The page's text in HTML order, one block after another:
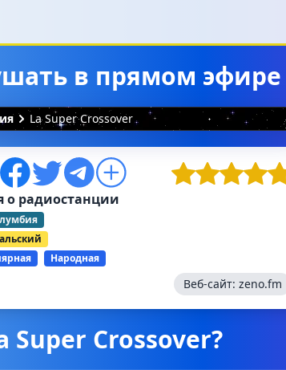
в прямом эфире
La Super Crossover
радиостанции
Народная
Веб-сайт: zeno.fm
Super Crossover?